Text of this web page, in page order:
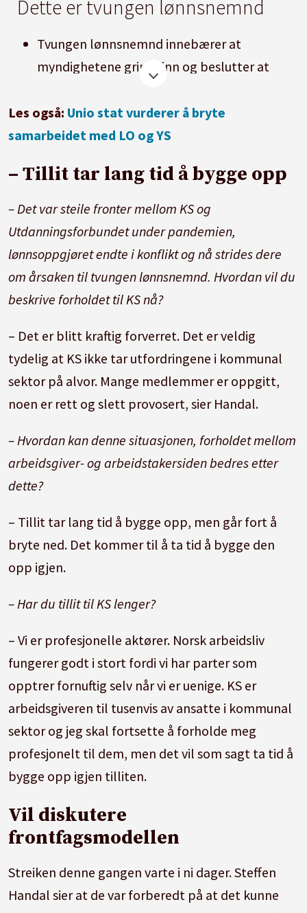
Dette er tvungen lønnsnemnd
Tvungen lønnsnemnd innebærer at
myndighetene griper inn og beslutter at
normalt Rikslønnsnemnda.
Internasjonale konvensjoner bygger på at
myndighetene bare skal benytte slike
inngrep når det er nødvendig av hensyn til
liv og helse eller av tungtveiende
samfunnsmessige grunner.
Tvungen lønnsnemnd må vedtas av
Stortinget i hvert tilfelle.
Rikslønnsnemnda, kan en streik ikke
fortsette.
Rikslønnsnemnda består av en leder og
åtte andre medlemmer, deriblant to
representanter for hver av partene i den
enkelte sak.
Lønnsnemndas avgjørelse har samme
(Kilde: Store Norske Leksikon)
Les også: Unio stat vurderer å bryte
samarbeidet med LO og YS
– Tillit tar lang tid å bygge opp
– Det var steile fronter mellom KS og
Utdanningsforbundet under pandemien,
lønnsoppgjøret endte i konflikt og nå strides dere
om årsaken til tvungen lønnsnemnd. Hvordan vil du
beskrive forholdet til KS nå?
– Det er blitt kraftig forverret. Det er veldig
tydelig at KS ikke tar utfordringene i kommunal
sektor på alvor. Mange medlemmer er oppgitt,
noen er rett og slett provosert, sier Handal.
– Hvordan kan denne situasjonen, forholdet mellom
arbeidsgiver- og arbeidstakersiden bedres etter
dette?
– Tillit tar lang tid å bygge opp, men går fort å
bryte ned. Det kommer til å ta tid å bygge den
opp igjen.
– Har du tillit til KS lenger?
– Vi er profesjonelle aktører. Norsk arbeidsliv
fungerer godt i stort fordi vi har parter som
opptrer fornuftig selv når vi er uenige. KS er
arbeidsgiveren til tusenvis av ansatte i kommunal
sektor og jeg skal fortsette å forholde meg
profesjonelt til dem, men det vil som sagt ta tid å
bygge opp igjen tilliten.
Vil diskutere
frontfagsmodellen
Streiken denne gangen varte i ni dager. Steffen
Handal sier at de var forberedt på at det kunne